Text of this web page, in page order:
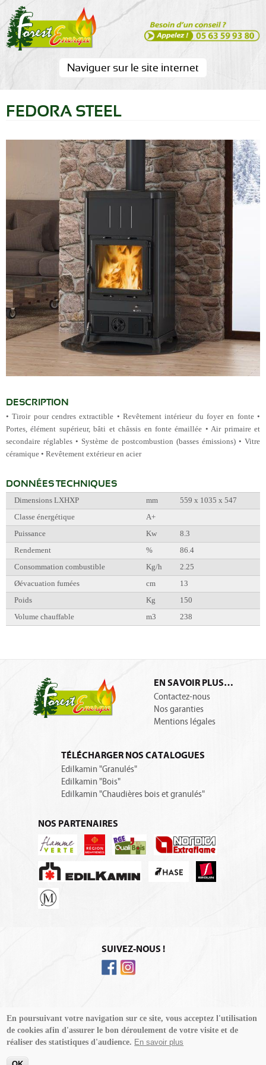
contenu
principal
Naviguer sur le site internet
FEDORA STEEL
DESCRIPTION
• Tiroir pour cendres extractible • Revêtement intérieur du foyer en fonte •
Portes, élément supérieur, bâti et châssis en fonte émaillée • Air primaire et
secondaire réglables • Système de postcombustion (basses émissions) • Vitre
céramique • Revêtement extérieur en acier
DONNÉES TECHNIQUES
Dimensions LXHXP mm
559 x 1035 x 547
Classe énergétique
A+
Puissance
Kw
8.3
Rendement
%
86.4
Consommation combustible
Kg/h
2.25
Øévacuation fumées
cm
13
Poids
Kg
150
Volume chauffable
m3 238
EN SAVOIR PLUS…
Contactez-nous
Nos garanties
Mentions légales
TÉLÉCHARGER NOS CATALOGUES
Edilkamin "Granulés"
Edilkamin "Bois"
Edilkamin "Chaudières bois et granulés"
NOS PARTENAIRES
SUIVEZ-NOUS !
© Forest Energie - Tous droits réservés
Se connecter
Réalisation :Merysbox
En poursuivant votre navigation sur ce site, vous acceptez l'utilisation
de cookies afin d'assurer le bon déroulement de votre visite et de
réaliser des statistiques d'audience. En savoir plus